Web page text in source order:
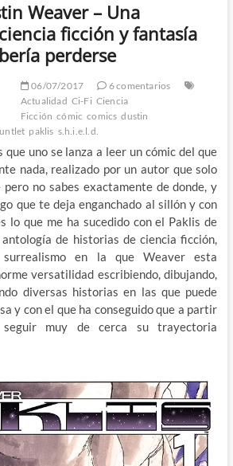
Weaver – Una
ficción y fantasía
perderse
06/07/2017
6 comentarios
Actualidad Ci-Fi Ciencia
Ficción cómic comics dustin
paklis s.h.i.e.l.d.
que uno se lanza a leer un cómic del que
nada, realizado por un autor que solo
no sabes exactamente de donde, y
que te deja enganchado al sillón y con
lo que me ha sucedido con el Paklis de
de historias de ciencia ficción,
en la que Weaver esta
versatilidad escribiendo, dibujando,
diversas historias en las que puede
y con el que ha conseguido que a partir
muy de cerca su trayectoria